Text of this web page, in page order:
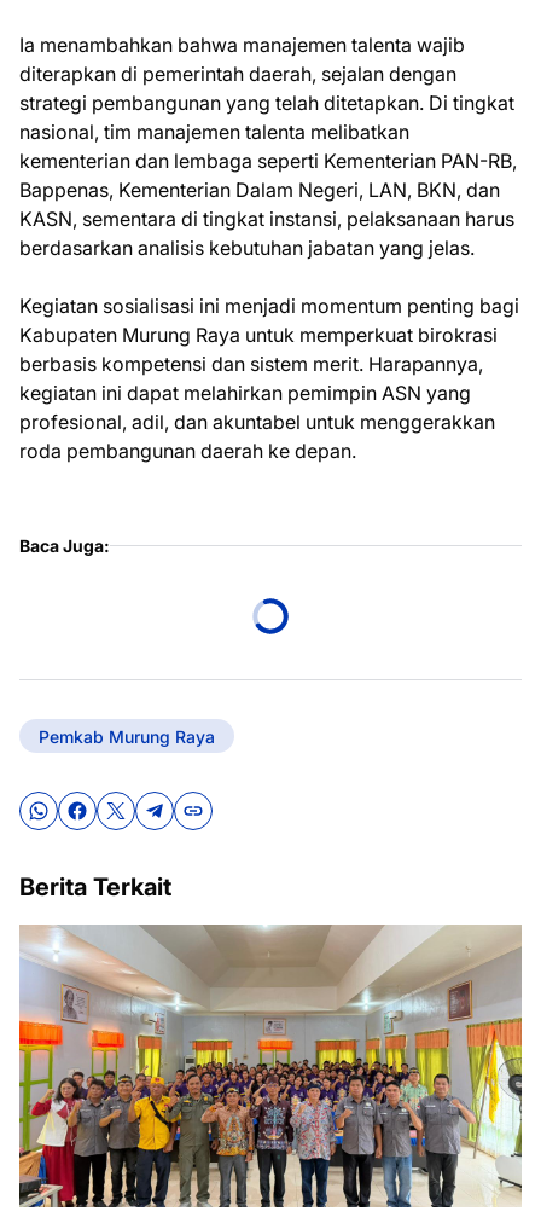
Ia menambahkan bahwa manajemen talenta wajib
diterapkan di pemerintah daerah, sejalan dengan
strategi pembangunan yang telah ditetapkan. Di tingkat
nasional, tim manajemen talenta melibatkan
kementerian dan lembaga seperti Kementerian PAN-RB,
Bappenas, Kementerian Dalam Negeri, LAN, BKN, dan
KASN, sementara di tingkat instansi, pelaksanaan harus
berdasarkan analisis kebutuhan jabatan yang jelas.
Kegiatan sosialisasi ini menjadi momentum penting bagi
Kabupaten Murung Raya untuk memperkuat birokrasi
berbasis kompetensi dan sistem merit. Harapannya,
kegiatan ini dapat melahirkan pemimpin ASN yang
profesional, adil, dan akuntabel untuk menggerakkan
roda pembangunan daerah ke depan.
Baca Juga:
Pemkab Murung Raya
Berita Terkait